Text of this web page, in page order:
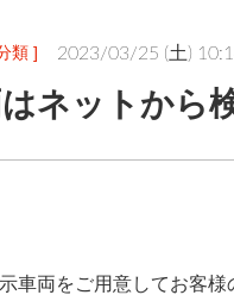
類 ] 2023/03/25 (土)
ネットから
車両をご用意してお客様